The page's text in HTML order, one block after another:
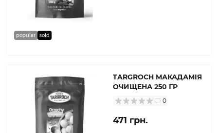
popular sold
TARGROCH МАКАДАМІЯ
ОЧИЩЕНА 250 ГР
0
471 грн.